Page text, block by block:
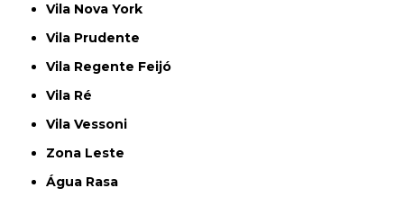
Vila Nova York
Vila Prudente
Vila Regente Feijó
Vila Ré
Vila Vessoni
Zona Leste
Água Rasa